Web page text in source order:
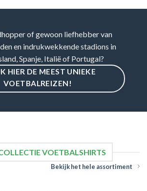
of gewoon liefhebber van
en indrukwekkende stadions in
Spanje, Italië of Portugal?
HIER DE MEEST UNIEKE
VOETBALREIZEN!
VOETBALSHIRTS
Bekijk het hele assortiment